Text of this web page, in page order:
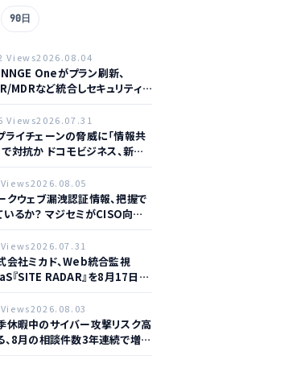
90日
Views2026.08.04
Oneがプラン刷新、
MDRなど統合しセキュリティ
へ
Views2026.07.31
ライチェーンの脅威に「情報共
で対抗か ドコモビジネス、新サ
ス提供開始
2026.08.05
クウェブ漏洩認証情報、把握で
いるか？ マジセミがCISO向け
ビナー開催へ
2026.07.31
会社ミカド、Web統合監視
『SITE RADAR』を8月17日よ
供開始 – 月額1,500円から4領
自動監視、動的サイト…
2026.08.03
休暇中のサイバー攻撃リスク高
、8月の相談件数3年連続で増加